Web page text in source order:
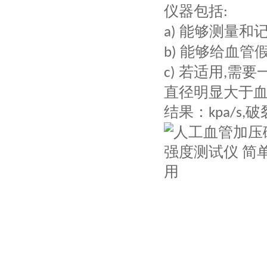
仪器包括:
a) 能够测量和
b) 能够给血管
c) 若适用 ,需要
直径明显大于
结果： kpa/s,破